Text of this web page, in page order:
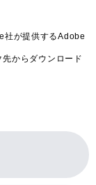
社が提供するAdobe
からダウンロード